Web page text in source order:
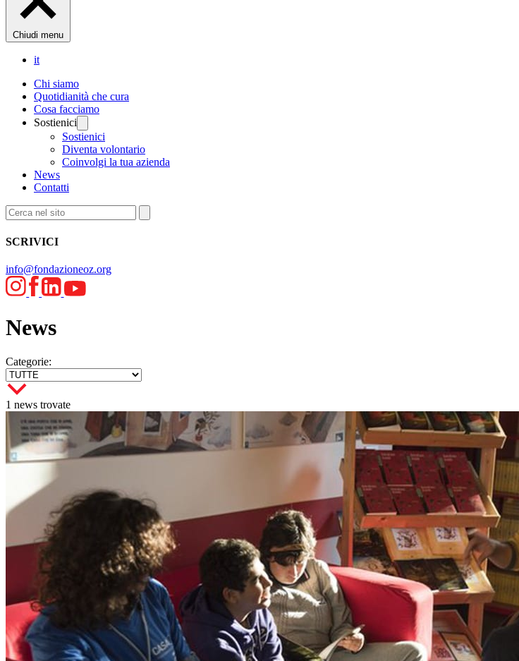
Chiudi menu
it
Chi siamo
Quotidianità che cura
Cosa facciamo
Sostienici
Sostienici
Diventa volontario
Coinvolgi la tua azienda
News
Contatti
SCRIVICI
info@fondazioneoz.org
News
Categorie:
1 news trovate